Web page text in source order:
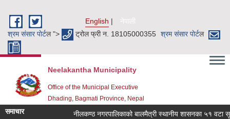
English
नेपाली
श्रम संसार पाेर्टल "> ट्रोल फ्री न. 18105000355 श्रम संसार पाेर्टल
Neelakantha Municipality
Office of the Municipal Executive
Dhading, Bagmati Province, Nepal
समाचार नीलकण्ठ नगरपालिकाको बालमैत्री स्थानीय शासनका ५१ वटा